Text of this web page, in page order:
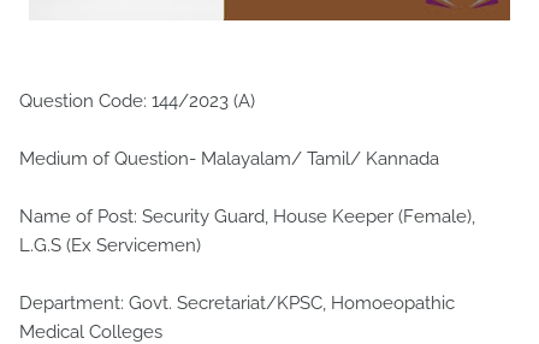
Question Code: 144/2023 (A)
Medium of Question- Malayalam/ Tamil/ Kannada
Name of Post: Security Guard, House Keeper (Female),
L.G.S (Ex Servicemen)
Department: Govt. Secretariat/KPSC, Homoeopathic
Medical Colleges